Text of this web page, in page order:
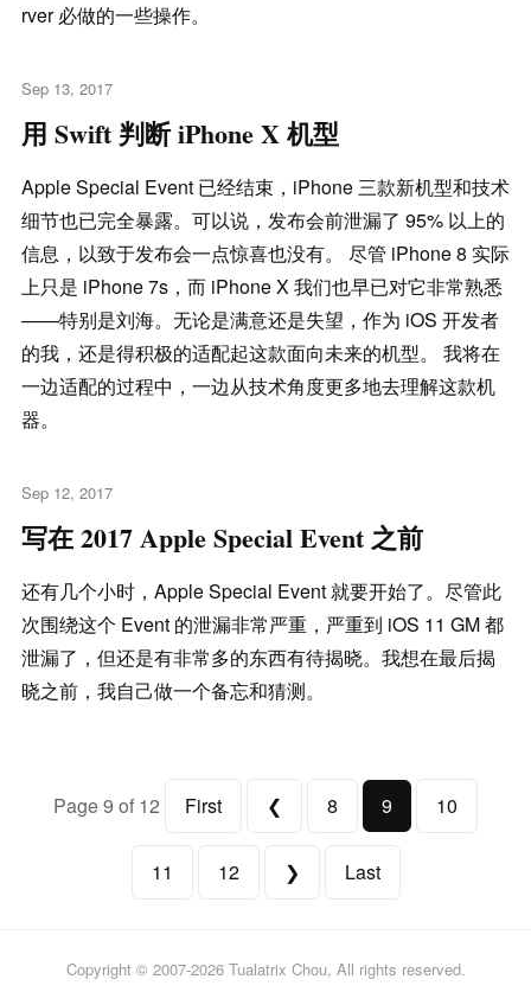
rver 必做的一些操作。
Sep 13, 2017
用 Swift 判断 iPhone X 机型
Apple Special Event 已经结束，iPhone 三款新机型和技术
细节也已完全暴露。可以说，发布会前泄漏了 95% 以上的
信息，以致于发布会一点惊喜也没有。 尽管 iPhone 8 实际
上只是 iPhone 7s，而 iPhone X 我们也早已对它非常熟悉
——特别是刘海。无论是满意还是失望，作为 iOS 开发者
的我，还是得积极的适配起这款面向未来的机型。 我将在
一边适配的过程中，一边从技术角度更多地去理解这款机
器。
Sep 12, 2017
写在 2017 Apple Special Event 之前
还有几个小时，Apple Special Event 就要开始了。尽管此
次围绕这个 Event 的泄漏非常严重，严重到 iOS 11 GM 都
泄漏了，但还是有非常多的东西有待揭晓。我想在最后揭
晓之前，我自己做一个备忘和猜测。
Page 9 of 12 First ❮ 8 9 10
11 12 ❯ Last
Copyright © 2007-2026 Tualatrix Chou, All rights reserved.